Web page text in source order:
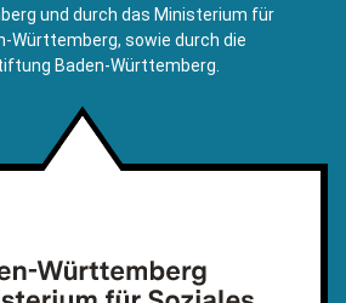
und durch das Ministerium für
Württemberg, sowie durch die
Baden-Württemberg.